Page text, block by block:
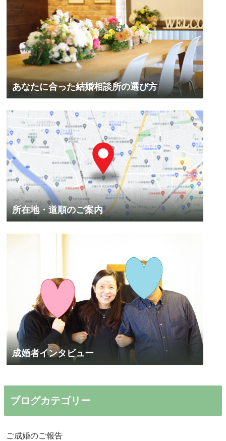
あなたに合った結婚相談所の選び方
所在地・道順のご案内
成婚者インタビュー
ブログカテゴリー
ご成婚のご報告